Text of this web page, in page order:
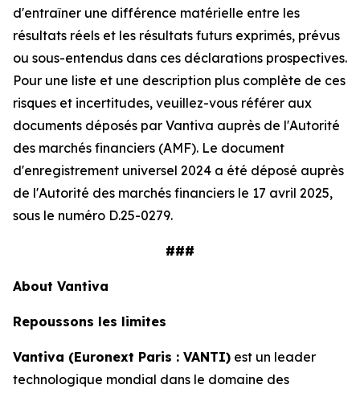
d'entraîner une différence matérielle entre les
résultats réels et les résultats futurs exprimés, prévus
ou sous-entendus dans ces déclarations prospectives.
Pour une liste et une description plus complète de ces
risques et incertitudes, veuillez-vous référer aux
documents déposés par Vantiva auprès de l'Autorité
des marchés financiers (AMF). Le document
d'enregistrement universel 2024 a été déposé auprès
de l'Autorité des marchés financiers le 17 avril 2025,
sous le numéro D.25-0279.
###
About Vantiva
Repoussons les limites
Vantiva (Euronext Paris : VANTI) est un leader
technologique mondial dans le domaine des